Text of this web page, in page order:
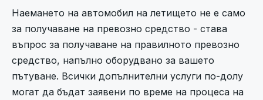
Наемането на автомобил на летището не е само
за получаване на превозно средство - става
въпрос за получаване на правилното превозно
средство, напълно оборудвано за вашето
пътуване. Всички допълнителни услуги по-долу
могат да бъдат заявени по време на процеса на